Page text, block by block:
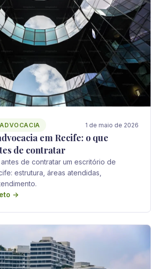
1 de maio de 2026
em Recife: o que
de contratar
de contratar um escritório de
estrutura, áreas atendidas,
→